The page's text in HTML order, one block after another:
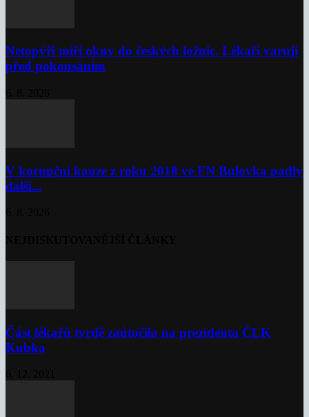
Netopýři míří okny do českých ložnic. Lékaři varují
před pokousáním
V korupční kauze z roku 2018 ve FN Bulovka padly
další...
Část lékařů tvrdě zaútočila na prezidenta ČLK
Kubka